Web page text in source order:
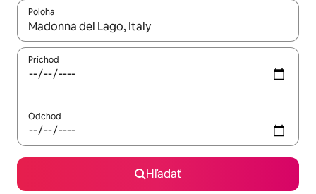
Poloha
Keď budú výsledky k dispozícii, môžete si ich prechádzať
Príchod
Odchod
Hľadať